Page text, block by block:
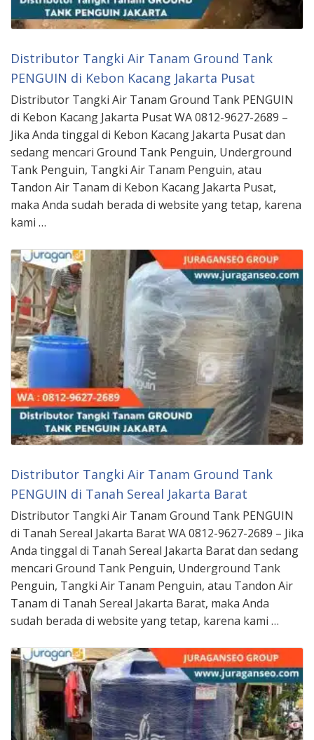
Distributor Tangki Air Tanam Ground Tank
PENGUIN di Kebon Kacang Jakarta Pusat
Distributor Tangki Air Tanam Ground Tank PENGUIN
di Kebon Kacang Jakarta Pusat WA 0812-9627-2689 –
Jika Anda tinggal di Kebon Kacang Jakarta Pusat dan
sedang mencari Ground Tank Penguin, Underground
Tank Penguin, Tangki Air Tanam Penguin, atau
Tandon Air Tanam di Kebon Kacang Jakarta Pusat,
maka Anda sudah berada di website yang tetap, karena
kami …
Distributor Tangki Air Tanam Ground Tank
PENGUIN di Tanah Sereal Jakarta Barat
Distributor Tangki Air Tanam Ground Tank PENGUIN
di Tanah Sereal Jakarta Barat WA 0812-9627-2689 – Jika
Anda tinggal di Tanah Sereal Jakarta Barat dan sedang
mencari Ground Tank Penguin, Underground Tank
Penguin, Tangki Air Tanam Penguin, atau Tandon Air
Tanam di Tanah Sereal Jakarta Barat, maka Anda
sudah berada di website yang tetap, karena kami …